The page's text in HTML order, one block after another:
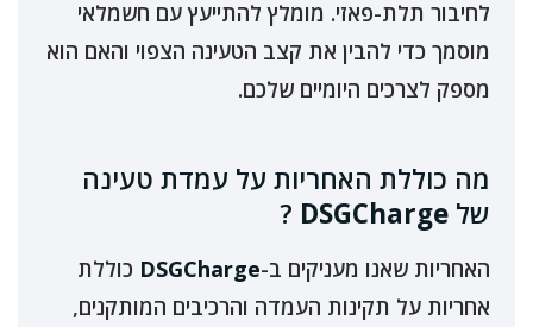
לחיבור תלת-פאזי. מומלץ להתייעץ עם חשמלאי
מוסמך כדי להבין את קצב הטעינה הצפוי והאם הוא
מספק לצרכים היומיים שלכם.
מה כוללת האחריות על עמדת טעינה
של DSGCharge
?
האחריות שאנו מעניקים ב-DSGCharge כוללת
אחריות על תקינות העמדה והרכיבים המותקנים,